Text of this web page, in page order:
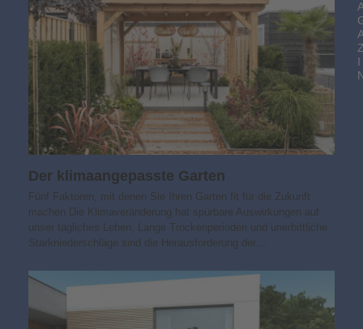
Der klimaangepasste Garten
Fünf Faktoren, mit denen Sie Ihren Garten fit für die Zukunft
machen Die Klimaveränderung hat spürbare Auswirkungen auf
unser tägliches Leben. Lange Trockenperioden und unerbittliche
Starkniederschläge sind die Herausforderung der…
I